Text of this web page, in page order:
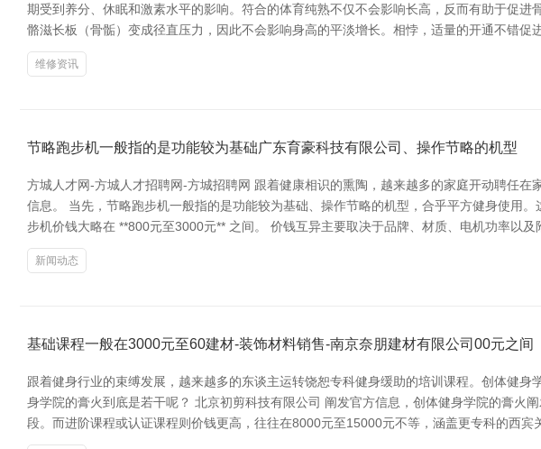
期受到养分、休眠和激素水平的影响。符合的体育纯熟不仅不会影响长高，反而有助于促
骼滋长板（骨骺）变成径直压力，因此不会影响身高的平淡增长。相悖，适量的开通不错促
维修资讯
节略跑步机一般指的是功能较为基础广东育豪科技有限公司、操作节略的机型
方城人才网-方城人才招聘网-方城招聘网 跟着健康相识的熏陶，越来越多的家庭开动聘任
信息。 当先，节略跑步机一般指的是功能较为基础、操作节略的机型，合乎平方健身使用
步机价钱大略在 **800元至3000元** 之间。 价钱互异主要取决于品牌、材质、电机功率以
新闻动态
基础课程一般在3000元至60建材-装饰材料销售-南京奈朋建材有限公司00元之间
跟着健身行业的束缚发展，越来越多的东谈主运转饶恕专科健身缓助的培训课程。创体健
身学院的膏火到底是若干呢？ 北京初剪科技有限公司 阐发官方信息，创体健身学院的膏
段。而进阶课程或认证课程则价钱更高，往往在8000元至15000元不等，涵盖更专科的西宾